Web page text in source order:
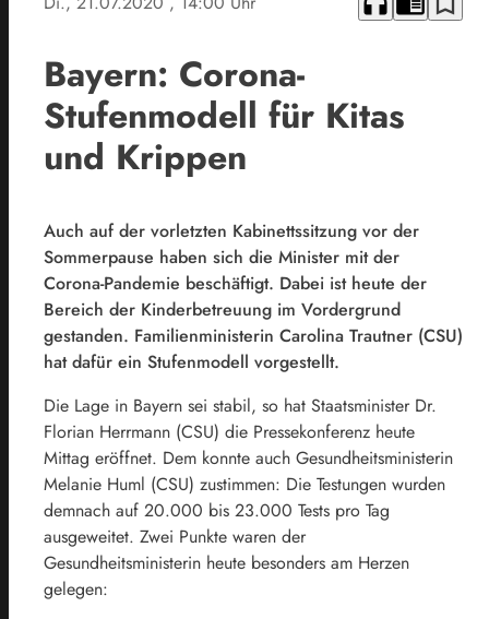
Bayern: Corona-
Stufenmodell für Kitas
und Krippen
Auch auf der vorletzten Kabinettssitzung vor der
Sommerpause haben sich die Minister mit der
Corona-Pandemie beschäftigt. Dabei ist heute der
Bereich der Kinderbetreuung im Vordergrund
gestanden. Familienministerin Carolina Trautner (CSU)
hat dafür ein Stufenmodell vorgestellt.
Die Lage in Bayern sei stabil, so hat Staatsminister Dr.
Florian Herrmann (CSU) die Pressekonferenz heute
Mittag eröffnet. Dem konnte auch Gesundheitsministerin
Melanie Huml (CSU) zustimmen: Die Testungen wurden
demnach auf 20.000 bis 23.000 Tests pro Tag
ausgeweitet. Zwei Punkte waren der
Gesundheitsministerin heute besonders am Herzen
gelegen: